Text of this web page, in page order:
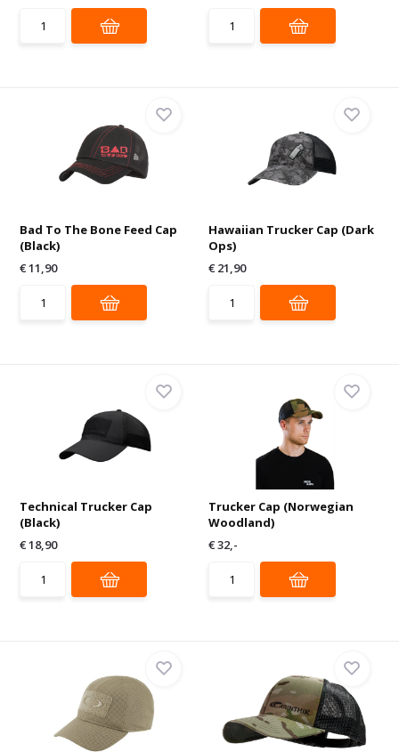
Bad To The Bone Feed Cap
(Black)
€ 11,90
Hawaiian Trucker Cap (Dark
Ops)
€ 21,90
Technical Trucker Cap
(Black)
€ 18,90
Trucker Cap (Norwegian
Woodland)
€ 32,-